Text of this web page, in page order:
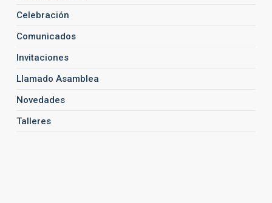
Celebración
Comunicados
Invitaciones
Llamado Asamblea
Novedades
Talleres